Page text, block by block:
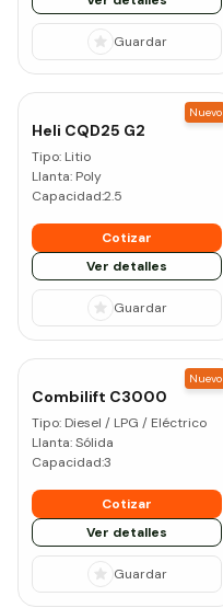
Guardar
Heli CQD25 G2
Tipo: Litio
Llanta: Poly
Capacidad:2.5
Cotizar
Ver detalles
Guardar
Nuevo
Combilift C3000
Tipo: Diesel / LPG / Eléctrico
Llanta:Sólida
Capacidad:3
Cotizar
Ver detalles
Guardar
Nuevo